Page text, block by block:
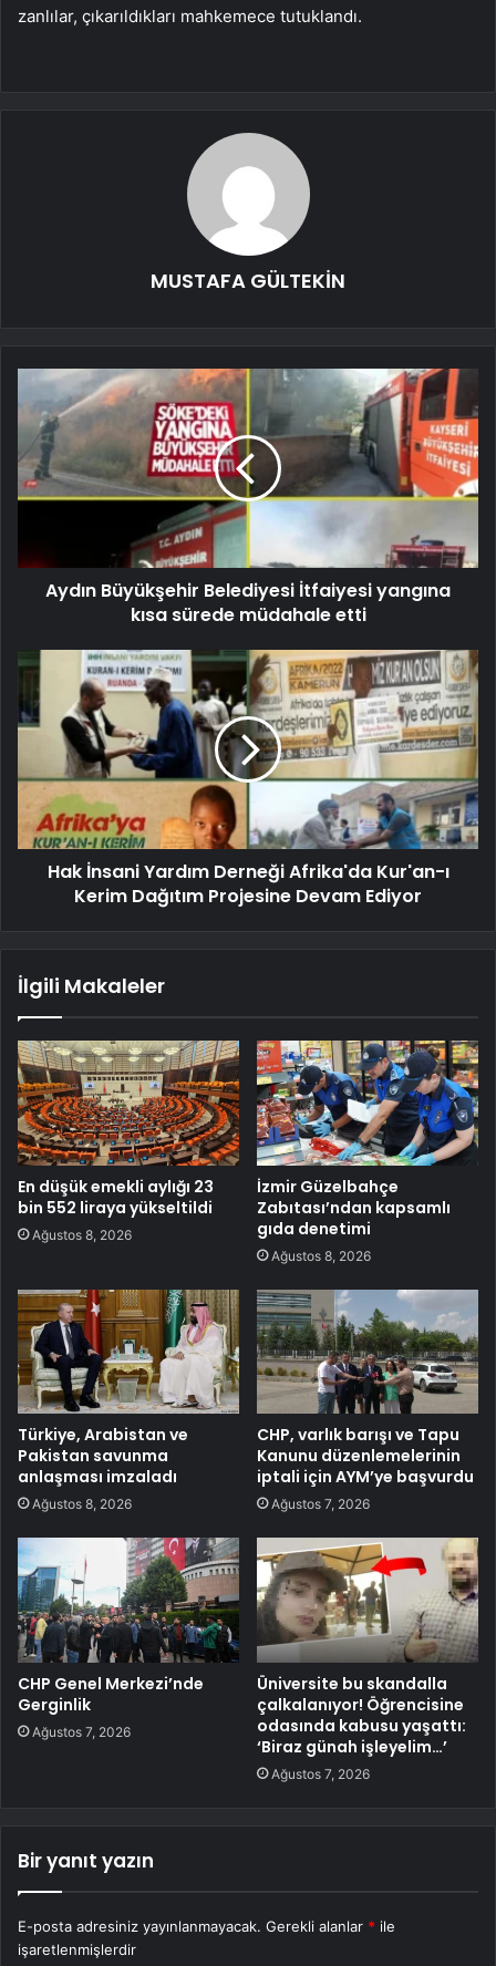
zanlılar, çıkarıldıkları mahkemece tutuklandı.
MUSTAFA GÜLTEKİN
Aydın Büyükşehir Belediyesi İtfaiyesi yangına
kısa sürede müdahale etti
Hak İnsani Yardım Derneği Afrika'da Kur'an-ı
Kerim Dağıtım Projesine Devam Ediyor
İlgili Makaleler
En düşük emekli aylığı 23
bin 552 liraya yükseltildi
Ağustos 8, 2026
İzmir Güzelbahçe
Zabıtası’ndan kapsamlı
gıda denetimi
Ağustos 8, 2026
Türkiye, Arabistan ve
Pakistan savunma
anlaşması imzaladı
Ağustos 8, 2026
CHP, varlık barışı ve Tapu
Kanunu düzenlemelerinin
iptali için AYM’ye başvurdu
Ağustos 7, 2026
CHP Genel Merkezi’nde
Gerginlik
Ağustos 7, 2026
Üniversite bu skandalla
çalkalanıyor! Öğrencisine
odasında kabusu yaşattı:
‘Biraz günah işleyelim…’
Ağustos 7, 2026
Bir yanıt yazın
E-posta adresiniz yayınlanmayacak. Gerekli alanlar * ile
işaretlenmişlerdir